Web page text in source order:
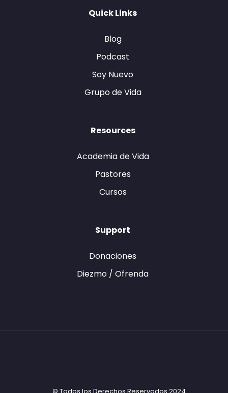
Quick Links
Blog
Podcast
Soy Nuevo
Grupo de Vida
Resources
Academia de Vida
Pastores
Cursos
Support
Donaciones
Diezmo / Ofrenda